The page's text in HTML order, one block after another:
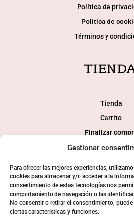
Gestionar
Para ofrecer las mejores experiencias,
cookies para almacenar y/o acceder a la
consentimiento de estas tecnologías nos
comportamiento de navegación o las
No consentir o retirar el consentimiento,
ciertas características y funciones.
Política de
Política de
Términos y
Tienda
Carrito
Finalizar
Mi cuenta
SOCIAL